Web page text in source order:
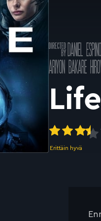
Ohjannut
kDANIEL
Pääosissa
ARIYON BAKARE
Life
Erittäin hyvä